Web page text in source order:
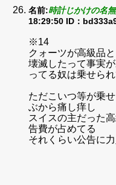
名前:時計じかけの名
18:29:50 ID：
※14
クォーツが高級品
壊滅したって事実
ってる奴は乗せら
ただこいつ等が乗
ぶから痛し痒し
スイスの主だった
告費が占めてる
それくらい公告に